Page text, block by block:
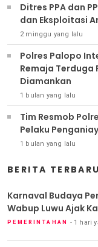
Ditres PPA dan
dan Eksploitasi
2 minggu yang lalu
Polres Palopo
Remaja Terduga
Diamankan
1 bulan yang lalu
Tim Resmob
Pelaku
1 bulan yang lalu
BERITA TERBARU
Karnaval Budaya
Wabup Luwu Ajak
PEMERINTAHAN 1 hari